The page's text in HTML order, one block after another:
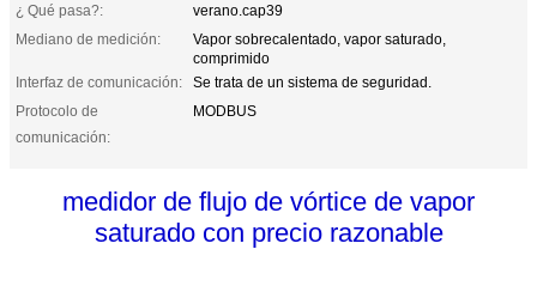
¿ Qué pasa?:
verano.cap39
Mediano de medición:
Vapor sobrecalentado, vapor saturado,
comprimido
Interfaz de comunicación:
Se trata de un sistema de seguridad.
Protocolo de
comunicación:
MODBUS
medidor de flujo de vórtice de vapor
saturado con precio razonable